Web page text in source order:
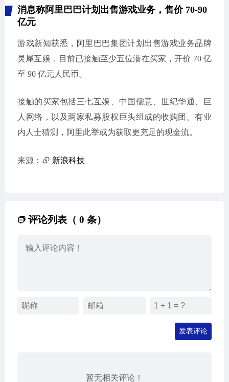
消息称阿里巴巴计划出售游戏业务，售价 70-90
亿元
游戏新知获悉，阿里巴巴集团计划出售游戏业务品牌
灵犀互娱，目前已接触至少五位潜在买家，开价 70 亿
至 90 亿元人民币。
接触的买家包括三七互娱、中国儒意、世纪华通、巨
人网络，以及两家私募股权巨头组成的收购团。有业
内人士猜测，阿里此举或为获取更充足的现金流。
来源： 新浪科技
评论列表（ 0 条）
发表评论
暂无相关评论！